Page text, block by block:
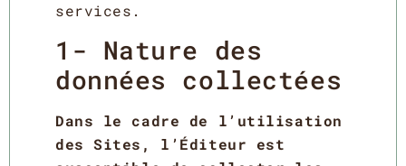
services.
1- Nature des
données collectées
Dans le cadre de l’utilisation
des Sites, l’Éditeur est